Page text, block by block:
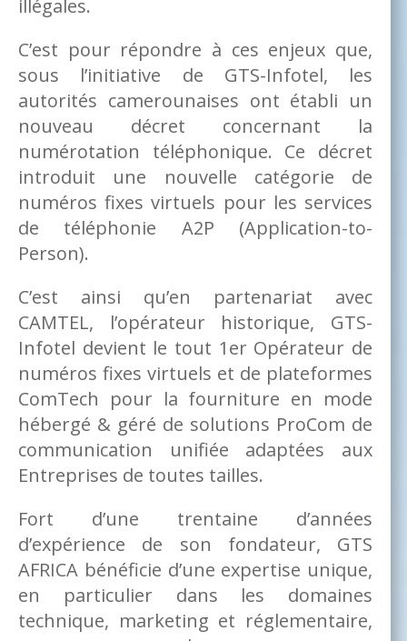
illégales.
C’est pour répondre à ces enjeux que,
sous l’initiative de GTS-Infotel, les
autorités camerounaises ont établi un
nouveau décret concernant la
numérotation téléphonique. Ce décret
introduit une nouvelle catégorie de
numéros fixes virtuels pour les services
de téléphonie A2P (Application-to-
Person).
C’est ainsi qu’en partenariat avec
CAMTEL, l’opérateur historique, GTS-
Infotel devient le tout 1er Opérateur de
numéros fixes virtuels et de plateformes
ComTech pour la fourniture en mode
hébergé & géré de solutions ProCom de
communication unifiée adaptées aux
Entreprises de toutes tailles.
Fort d’une trentaine d’années
d’expérience de son fondateur, GTS
AFRICA bénéficie d’une expertise unique,
en particulier dans les domaines
technique, marketing et réglementaire,